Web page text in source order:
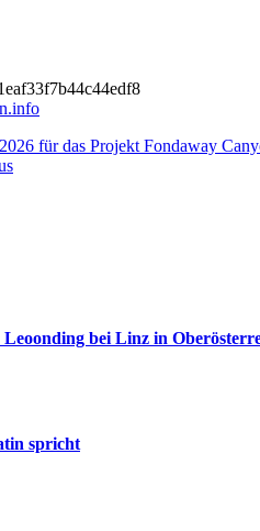
für das Projekt Fondaway
bei Linz in
spricht